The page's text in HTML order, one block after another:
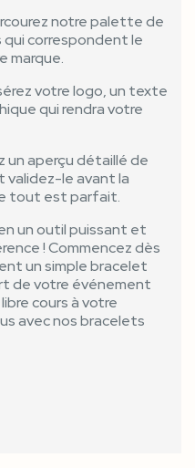
notre palette de
qui correspondent le
marque.
votre logo, un texte
qui rendra votre
un aperçu détaillé de
validez-le avant la
tout est parfait.
un outil puissant et
! Commencez dès
un simple bracelet
de votre événement
cours à votre
avec nos bracelets